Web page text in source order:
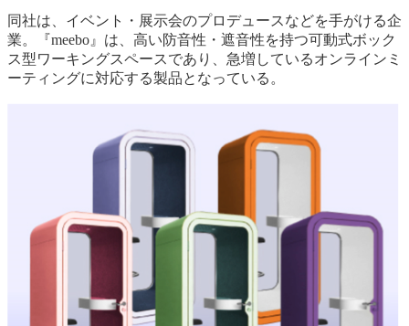
同社は、イベント・展示会のプロデュースなどを手がける企
業。『meebo』は、高い防音性・遮音性を持つ可動式ボック
ス型ワーキングスペースであり、急増しているオンラインミ
ーティングに対応する製品となっている。